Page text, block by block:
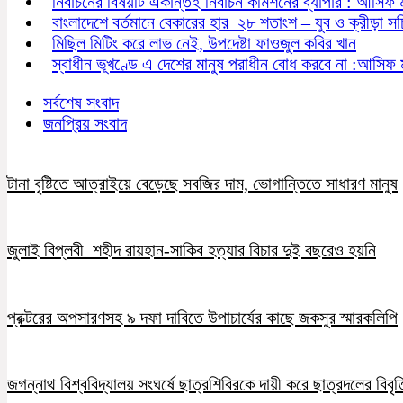
বাংলাদেশে বর্তমানে বেকারের হার ২৮ শতাংশ – যুব ও ক্রীড়া
মিছিল মিটিং করে লাভ নেই, উপদেষ্টা ফাওজুল কবির খান
স্বাধীন ভূখণ্ডে এ দেশের মানুষ পরাধীন বোধ করবে না :আসিফ
সর্বশেষ সংবাদ
জনপ্রিয় সংবাদ
টানা বৃষ্টিতে আত্রাইয়ে বেড়েছে সবজির দাম, ভোগান্তিতে সাধারণ মানুষ
জুলাই বিপ্লবী শহীদ রায়হান-সাকিব হত্যার বিচার দুই বছরেও হয়নি
প্রক্টরের অপসারণসহ ৯ দফা দাবিতে উপাচার্যের কাছে জকসুর স্মারকলিপি
জগন্নাথ বিশ্ববিদ্যালয় সংঘর্ষে ছাত্রশিবিরকে দায়ী করে ছাত্রদলের